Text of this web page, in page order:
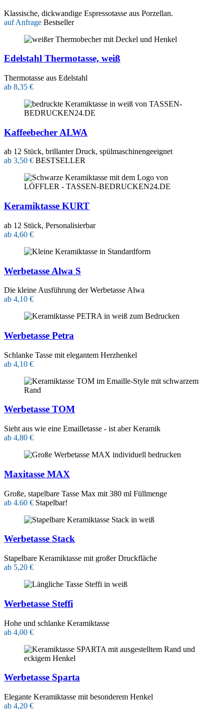
Klassische, dickwandige Espressotasse aus Porzellan.
auf Anfrage Bestseller
Edelstahl Thermotasse, weiß
Thermotasse aus Edelstahl
ab 8,35 €
Kaffeebecher ALWA
ab 12 Stück, brillanter Druck, spülmaschinengeeignet
ab 3,50 € BESTSELLER
Keramiktasse KURT
ab 12 Stück, Personalisierbar
ab 4,60 €
Werbetasse Alwa S
Die kleine Ausführung der Werbetasse Alwa
ab 4,10 €
Werbetasse Petra
Schlanke Tasse mit elegantem Herzhenkel
ab 4,10 €
Werbetasse TOM
Sieht aus wie eine Emailletasse - ist aber Keramik
ab 4,80 €
Maxitasse MAX
Große, stapelbare Tasse Max mit 380 ml Füllmenge
ab 4.60 € Stapelbar!
Werbetasse Stack
Stapelbare Keramiktasse mit großer Druckfläche
ab 5,20 €
Werbetasse Steffi
Hohe und schlanke Keramiktasse
ab 4,00 €
Werbetasse Sparta
Elegante Keramiktasse mit besonderem Henkel
ab 4,20 €